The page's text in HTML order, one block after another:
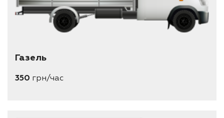
Газель
350 грн/час